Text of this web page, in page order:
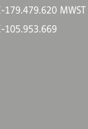
179.479.620 MWST
105.953.669